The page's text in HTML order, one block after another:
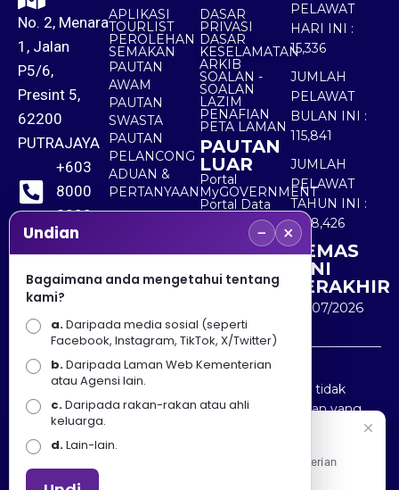
No. 2, Menara
1, Jalan
P5/6,
Presint 5,
62200
PUTRAJAYA
+603
8000
8000
+603
8891
7100
APLIKASI
TOURLIST
PEROLEHAN
SEMAKAN
PAUTAN
AWAM
PAUTAN
SWASTA
PAUTAN
PELANCONG
ADUAN &
PERTANYAAN
DASAR
PRIVASI
DASAR
KESELAMATAN
ARKIB
SOALAN -
SOALAN
LAZIM
PENAFIAN
PETA LAMAN
PAUTAN
LUAR
Portal
MyGOVERNMENT
Portal Data
Terbuka
Sektor Awam
PELAWAT
HARI INI :
15,336
JUMLAH
PELAWAT
BULAN INI :
115,841
JUMLAH
PELAWAT
TAHUN INI :
5,518,426
KEMAS
KINI
TERAKHIR
30/07/2026
Penafian : Kerajaan Malaysia dan Kementerian
Pelancongan Seni dan Budaya (MOTAC) adalah tidak
bertanggungjawab atas kehilangan atau kerugian yang
disebabkan oleh penggunaan mana-mana maklumat
yang diperolehi dari portal ini.
Undian − ×
Bagaimana anda mengetahui tentang
kami?
a.Daripada media sosial (seperti
Facebook, Instagram, TikTok, X/Twitter)
b.Daripada Laman Web Kementerian
atau Agensi lain.
c.Daripada rakan-rakan atau ahli
keluarga.
d.Lain-lain.
Apa Khabar! Selamat datang ke Portal Rasmi Kementerian
Pelancongan, Seni dan Budaya